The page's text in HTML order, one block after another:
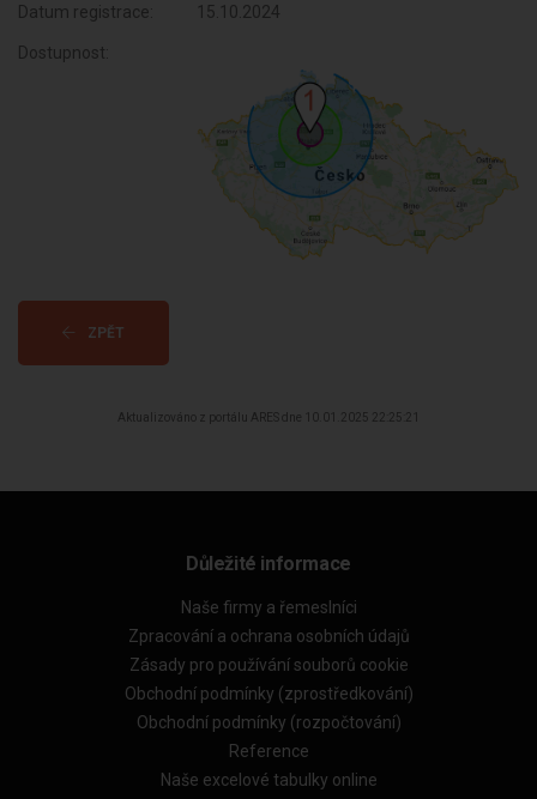
Datum registrace: 15.10.2024
Dostupnost:
ZPĚT
Aktualizováno z portálu ARES dne 10.01.2025 22:25:21
Důležité informace
Naše firmy a řemeslníci
Zpracování a ochrana osobních údajů
Zásady pro používání souborů cookie
Obchodní podmínky (zprostředkování)
Obchodní podmínky (rozpočtování)
Reference
Naše excelové tabulky online